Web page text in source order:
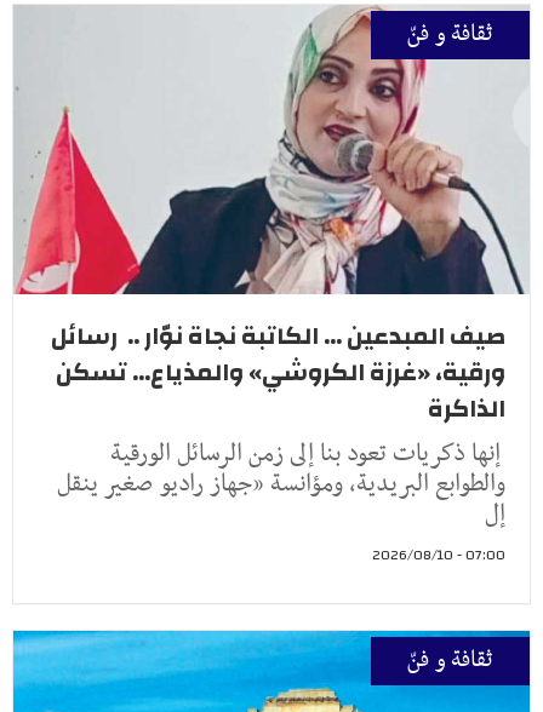
ثقافة و فنّ
صيف المبدعين ... الكاتبة نجاة نوّار .. رسائل
ورقية، «غرزة الكروشي» والمذياع... تسكن
الذاكرة
إنها ذكريات تعود بنا إلى زمن الرسائل الورقية
والطوابع البريدية، ومؤانسة «جهاز راديو صغير ينقل
إل
07:00 - 2026/08/10
ثقافة و فنّ